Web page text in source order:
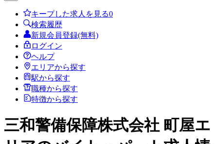
キープした求人を見る0
検索履歴
新規会員登録(無料)
ログイン
ヘルプ
エリアから探す
駅から探す
職種から探す
特徴から探す
三和警備保障株式会社 町屋エ